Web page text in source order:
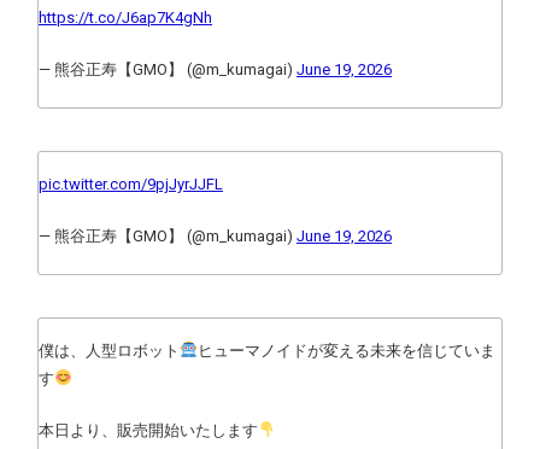
https://t.co/J6ap7K4gNh
— 熊谷正寿【GMO】 (@m_kumagai) June 19, 2026
pic.twitter.com/9pjJyrJJFL
— 熊谷正寿【GMO】 (@m_kumagai) June 19, 2026
僕は、人型ロボット
ヒューマノイドが変える未来を信じていま
す
本日より、販売開始いたします